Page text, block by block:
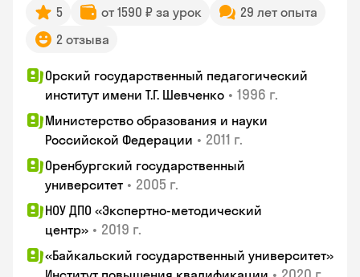
5 от 1590 ₽ за урок
29 лет опыта
2 отзыва
Орский государственный педагогический
институт имени Т.Г. Шевченко • 1996 г.
Министерство образования и науки
Российской Федерации • 2011 г.
Оренбургский государственный
университет • 2005 г.
НОУ ДПО «Экспертно-методический
центр» • 2019 г.
«Байкальский государственный университет»